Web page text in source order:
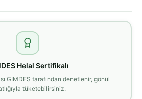
Helal Sertifikalı
GİMDES tarafından denetlenir, gönül
tüketebilirsiniz.